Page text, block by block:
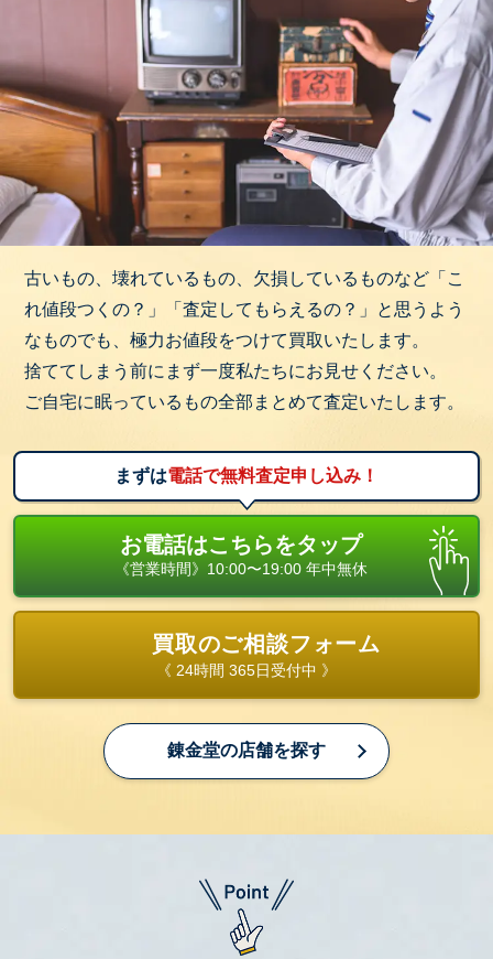
古いもの、壊れているもの、欠損しているものなど「こ
れ値段つくの？」「査定してもらえるの？」と思うよう
なものでも、極力お値段をつけて買取いたします。
捨ててしまう前にまず一度私たちにお見せください。
ご自宅に眠っているもの全部まとめて査定いたします。
まずは電話で無料査定申し込み！
お電話はこちらをタップ
《営業時間》10:00〜19:00 年中無休
買取のご相談フォーム
《 24時間 365日受付中 》
錬金堂の店舗を探す